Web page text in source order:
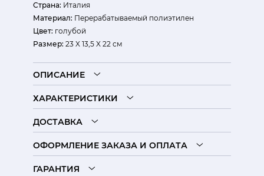
Страна: Италия
Материал: Перерабатываемый полиэтилен
Цвет: голубой
Размер: 23 X 13,5 X 22 см
ОПИСАНИЕ
ХАРАКТЕРИСТИКИ
ДОСТАВКА
ОФОРМЛЕНИЕ ЗАКАЗА И ОПЛАТА
ГАРАНТИЯ